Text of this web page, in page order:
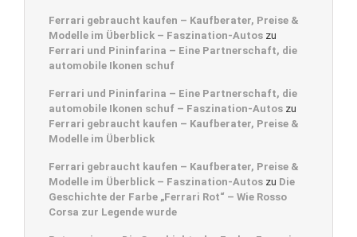
Ferrari gebraucht kaufen – Kaufberater, Preise &
Modelle im Überblick – Faszination-Autos zu
Ferrari und Pininfarina – Eine Partnerschaft, die
automobile Ikonen schuf
Ferrari und Pininfarina – Eine Partnerschaft, die
automobile Ikonen schuf – Faszination-Autos zu
Ferrari gebraucht kaufen – Kaufberater, Preise &
Modelle im Überblick
Ferrari gebraucht kaufen – Kaufberater, Preise &
Modelle im Überblick – Faszination-Autos zu Die
Geschichte der Farbe „Ferrari Rot“ – Wie Rosso
Corsa zur Legende wurde